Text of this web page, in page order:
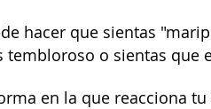
hacer que sientas
tembloroso o sientas
en la que reacciona